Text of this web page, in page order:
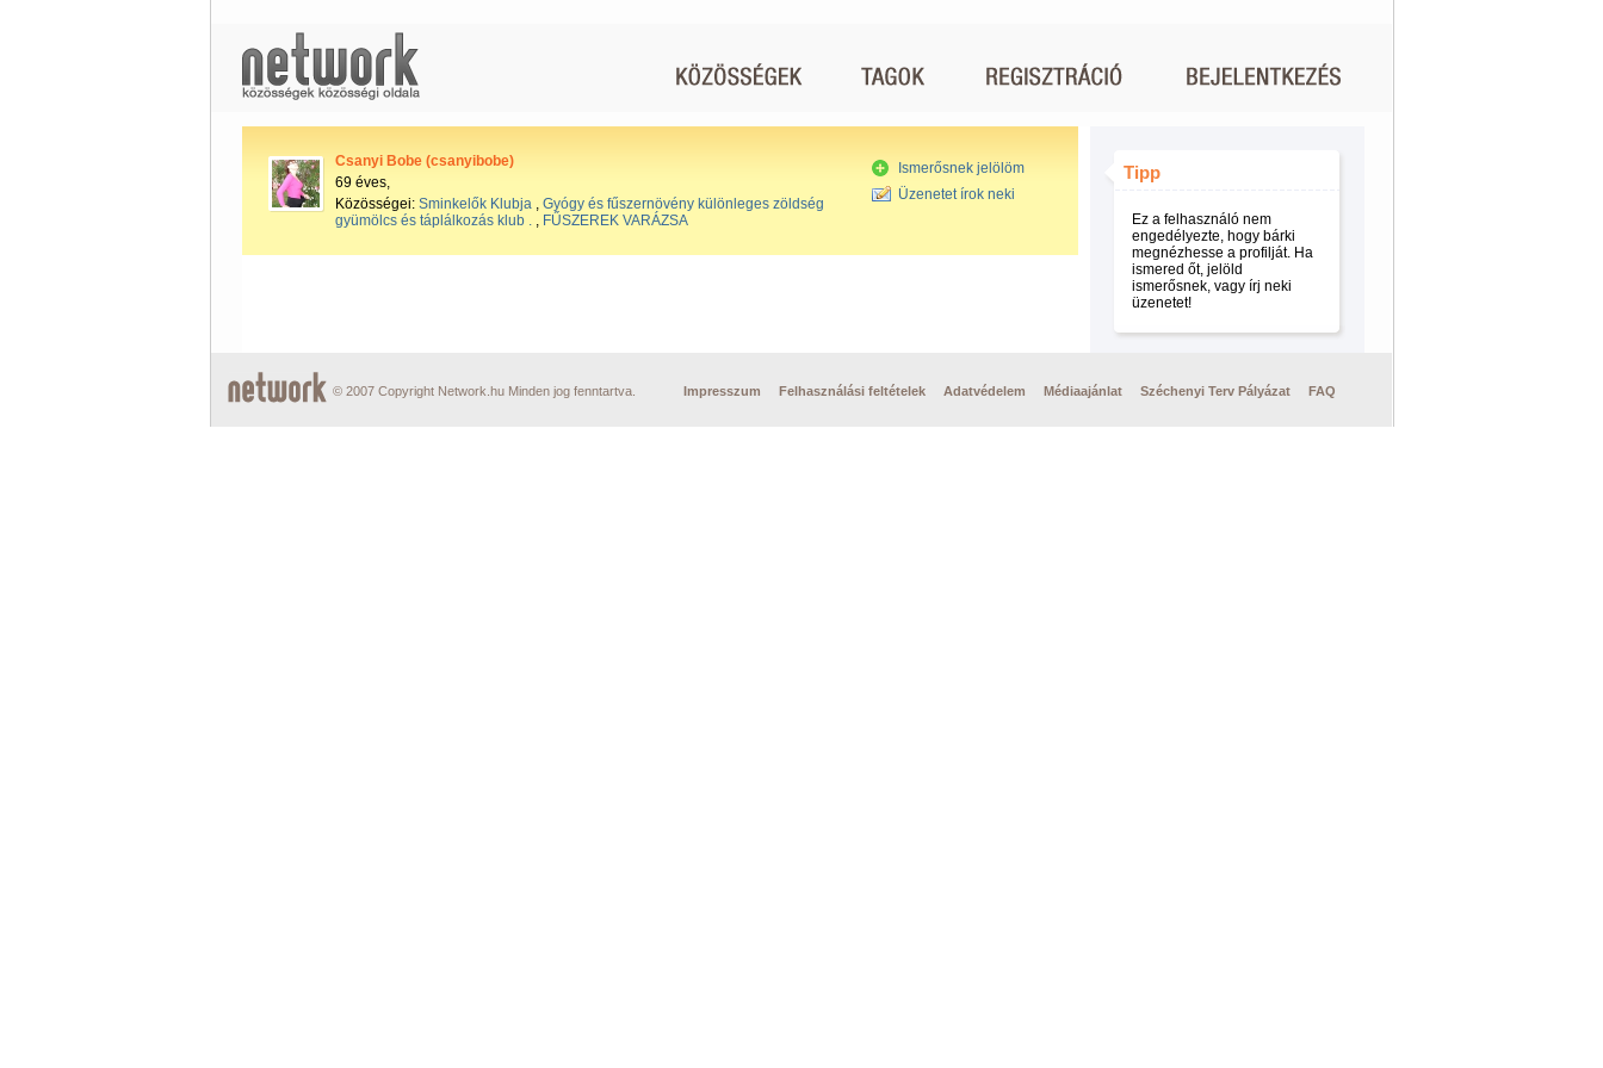
Csanyi Bobe (csanyibobe)
69 éves,
Közösségei: Sminkelők Klubja, Gyógy és fűszernövény különleges zöldség
gyümölcs és táplálkozás klub ., FŰSZEREK VARÁZSA
Ismerősnek jelölöm
Üzenetet írok neki
Tipp
Ez a felhasználó nem
engedélyezte, hogy bárki
megnézhesse a profilját. Ha
ismered őt, jelöld
ismerősnek, vagy írj neki
üzenetet!
© 2007 Copyright Network.hu Minden jog fenntartva. Impresszum Felhasználási feltételek Adatvédelem Médiaajánlat Széchenyi Terv Pályázat FAQ